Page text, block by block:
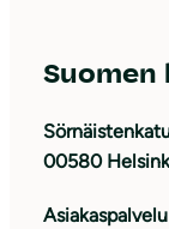
00580